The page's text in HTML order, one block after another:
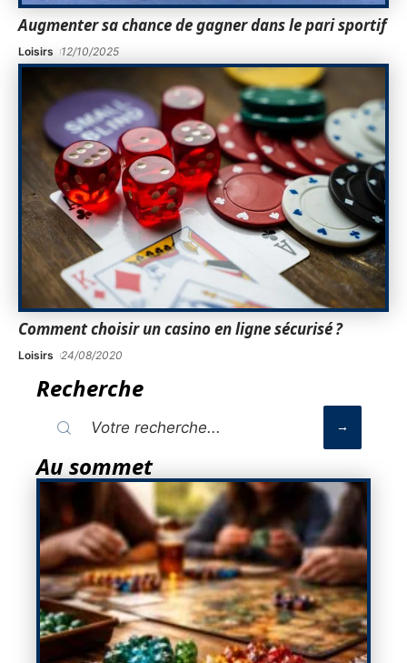
Augmenter sa chance de gagner dans le pari sportif
Loisirs 12/10/2025
Comment choisir un casino en ligne sécurisé ?
Loisirs 24/08/2020
Recherche
Au sommet